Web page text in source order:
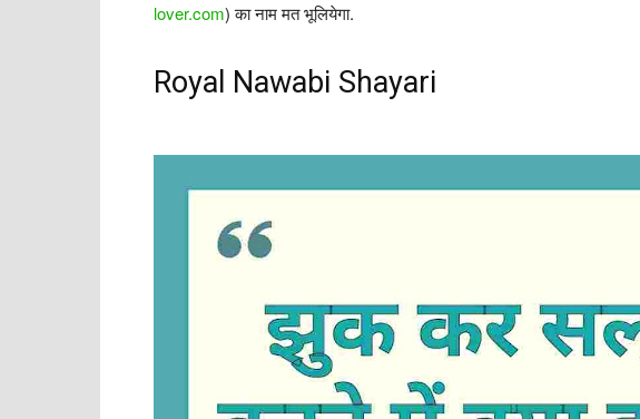
lover.com) का नाम मत भूलियेगा.
Royal Nawabi Shayari